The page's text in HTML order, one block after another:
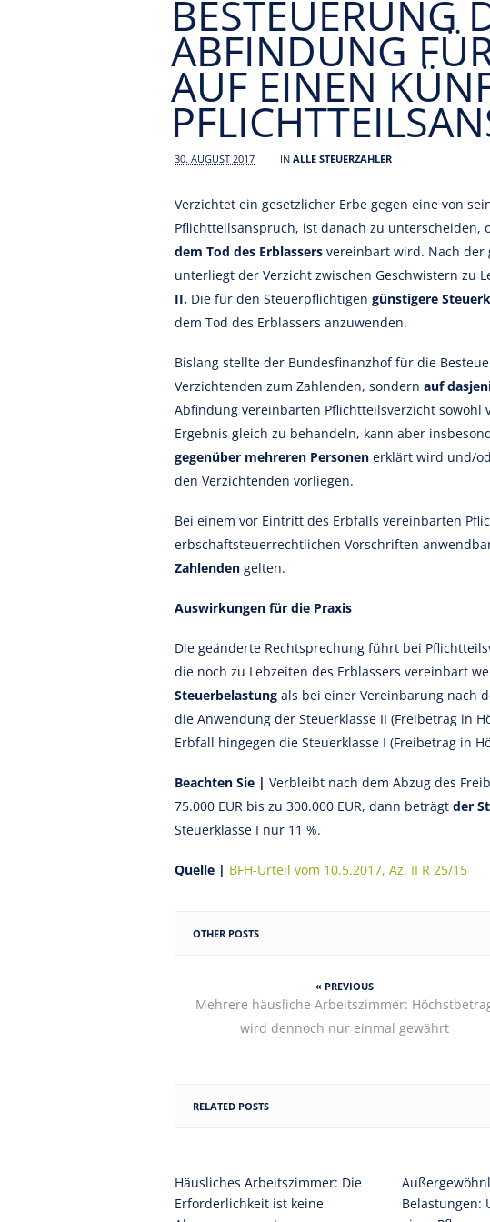
BESTEUERUNG
ABFINDUNG
AUF EINEN
30. AUGUST 2017 IN ALLE STEUERZAHLER
Verzichtet ein gesetzlicher Erbe gegen eine von
Pflichtteilsanspruch, ist danach zu unterscheiden,
dem Tod des Erblassers vereinbart wird. Nach der
unterliegt der Verzicht zwischen Geschwistern zu
II. Die für den Steuerpflichtigen günstigere
dem Tod des Erblassers anzuwenden.
Bislang stellte der Bundesfinanzhof für die
Verzichtenden zum Zahlenden, sondern auf
Abfindung vereinbarten Pflichtteilsverzicht sowohl
Ergebnis gleich zu behandeln, kann aber
gegenüber mehreren Personen erklärt wird und/
den Verzichtenden vorliegen.
Bei einem vor Eintritt des Erbfalls vereinbarten
erbschaftsteuerrechtlichen Vorschriften
Zahlenden gelten.
Auswirkungen für die Praxis
Die geänderte Rechtsprechung führt bei
die noch zu Lebzeiten des Erblassers vereinbart
Steuerbelastung als bei einer Vereinbarung nach
die Anwendung der Steuerklasse II (Freibetrag in
Erbfall hingegen die Steuerklasse I (Freibetrag in
Beachten Sie | Verbleibt nach dem Abzug des
75.000 EUR bis zu 300.000 EUR, dann beträgt der
Steuerklasse I nur 11 %.
Quelle | BFH-Urteil vom 10.5.2017, Az. II R 25/15
OTHER POSTS
« PREVIOUS
Mehrere häusliche Arbeitszimmer:
wird dennoch nur einmal gewährt
RELATED POSTS
Häusliches Arbeitszimmer: Die
Erforderlichkeit ist keine
Belastungen: